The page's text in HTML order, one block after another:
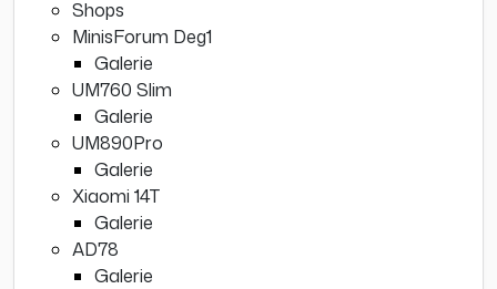
Shops
MinisForum Deg1
Galerie
UM760 Slim
Galerie
UM890Pro
Galerie
Xiaomi 14T
Galerie
AD78
Galerie